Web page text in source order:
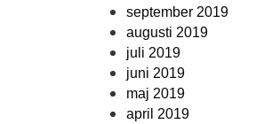
september 2019
augusti 2019
juli 2019
juni 2019
maj 2019
april 2019